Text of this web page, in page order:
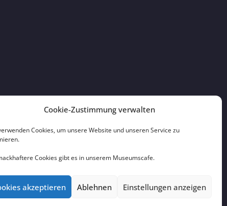
Cookie-Zustimmung verwalten
Cookies, um unsere Website und unseren Service zu
Cookies gibt es in unserem Museumscafe.
akzeptieren Ablehnen Einstellungen anzeigen